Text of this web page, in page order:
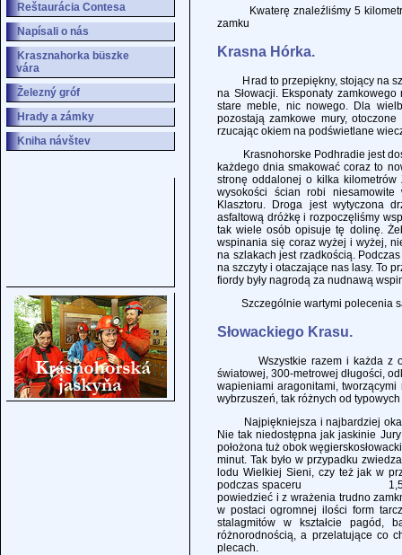
Reštaurácia Contesa
Napísali o nás
Krasznahorka büszke
vára
Železný gróf
Hrady a zámky
Kniha návštev
Kwaterę znaleźliśmy 5
zamku
Krasna Hórka.
Hrad to przepiękny, stojący na
na Słowacji. Eksponaty
stare meble, nic nowego. Dla
pozostają zamkowe mury,
rzucając okiem na podświetlane
Krasnohorske Podhradie jest
każdego dnia smakować coraz to
stronę oddalonej o kilka kilometrów
wysokości ścian robi niesamowite
Klasztoru. Droga jest wytyczona
asfaltową dróżkę i rozpoczęliśmy
tak wiele osób opisuje tę dolinę.
wspinania się coraz wyżej i wyżej,
na szlakach jest rzadkością.
na szczyty i otaczające nas lasy. To
fiordy były nagrodą za nudnawą
Szczególnie wartymi polecenia
Słowackiego Krasu.
Wszystkie razem i każda z
światowej, 300-metrowej długości,
wapieniami aragonitami, tworzącymi
wybrzuszeń, tak różnych od
Najpiękniejsza i najbardziej
Nie tak niedostępna jak jaskinie
położona tuż obok
minut. Tak było w przypadku
lodu Wielkiej Sieni, czy też jak w
podczas spaceru 1,5-
powiedzieć i z wrażenia trudno
w postaci ogromnej ilości form
stalagmitów w kształcie pagód,
różnorodnością, a przelatujące co
plecach.